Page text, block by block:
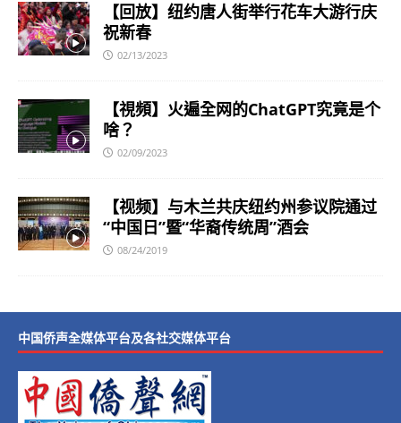
【回放】纽约唐人街举行花车大游行庆
祝新春
02/13/2023
【視頻】火遍全网的ChatGPT究竟是个
啥？
02/09/2023
【视频】与木兰共庆纽约州参议院通过
“中国日”暨“华裔传统周”酒会
08/24/2019
中国侨声全媒体平台及各社交媒体平台